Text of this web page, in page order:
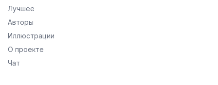
Лучшее
Авторы
Иллюстрации
О проекте
Чат